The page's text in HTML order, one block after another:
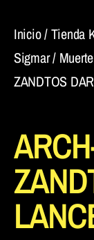
Inicio/Tienda
Sigmar/ Muerte
ZANDTOS